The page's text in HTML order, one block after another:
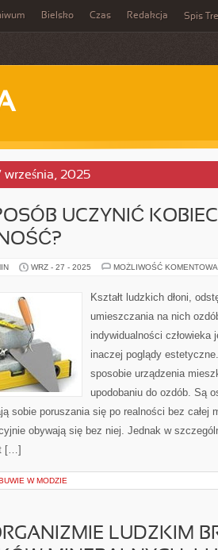
Bielsko Czas Redakcja Spis
września, 2025
UCZYNIĆ
WRZ - 27 - 2025 MOŻLIWOŚĆ
Kształt ludzkich dłoni,
umieszczania na nich
indywidualności
inaczej poglądy
sposobie urządzenia
upodobaniu do ozdób. Są
sobie poruszania się po realności bez całej
obywają się bez niej. Jednak w
[…]
W MODZIE
LUDZKIM